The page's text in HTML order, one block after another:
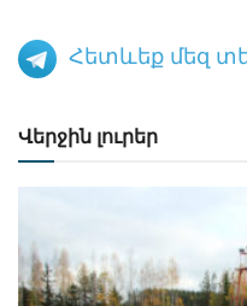
Հետևեք մեզ
Վերջին լուրեր